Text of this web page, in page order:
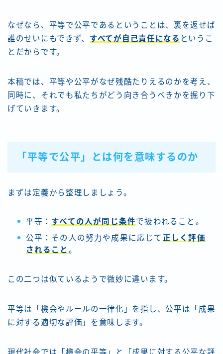
なぜなら、平等で公平であるということは、裏を返せば
誰のせいにもできず、 すべてが自己責任になる というこ
とだからです。
本稿では、平等や公平がなぜ残酷たりえるのかを考え、
同時に、それでも私たちがどう向き合うべきかを掘り下
げていきます。
「平等で公平」とは何を意味するのか
まずは定義から整理しましょう。
平等： すべての人が同じ条件で扱われること。
公平：その人の努力や成果に応じて 正しく評価
されること 。
この二つは似ているようで微妙に違います。
平等は「機会やルールの一律化」を指し、公平は「成果
に対する適切な評価」を意味します。
現代社会では「機会の平等」と「成果に対する公平な評